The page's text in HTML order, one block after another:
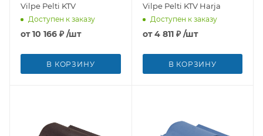
Vilpe Pelti KTV
Доступен к заказу
от10 166 ₽ /шт
В КОРЗИНУ
Vilpe Pelti KTV Harja
Доступен к заказу
от4 811 ₽ /шт
В КОРЗИНУ